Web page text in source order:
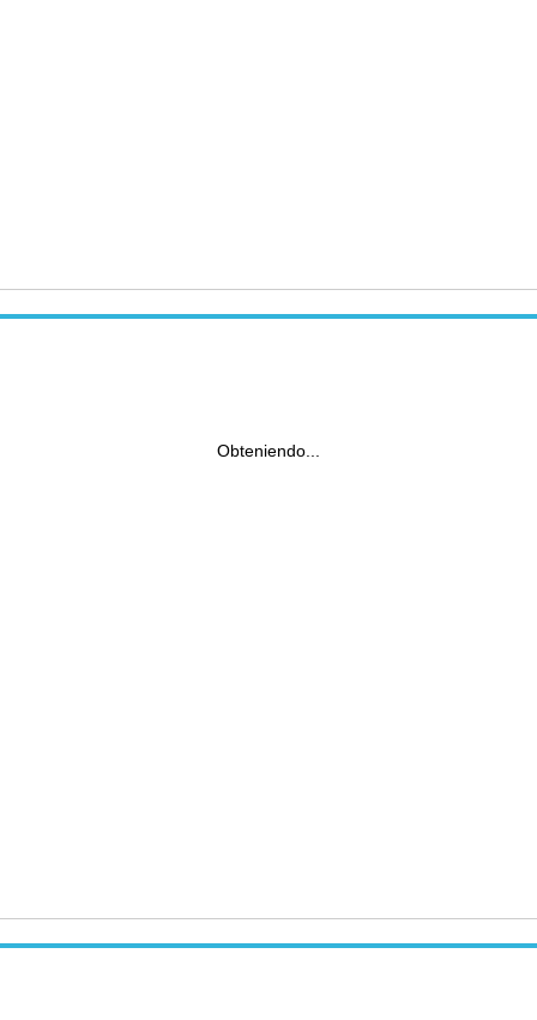
Obteniendo...